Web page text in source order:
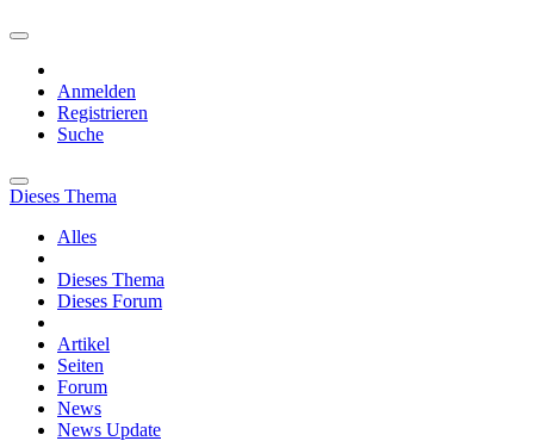
Anmelden
Registrieren
Suche
Dieses Thema
Alles
Dieses Thema
Dieses Forum
Artikel
Seiten
Forum
News
News Update